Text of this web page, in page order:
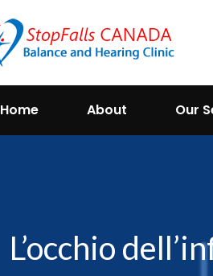
Home About Our
L’occhio